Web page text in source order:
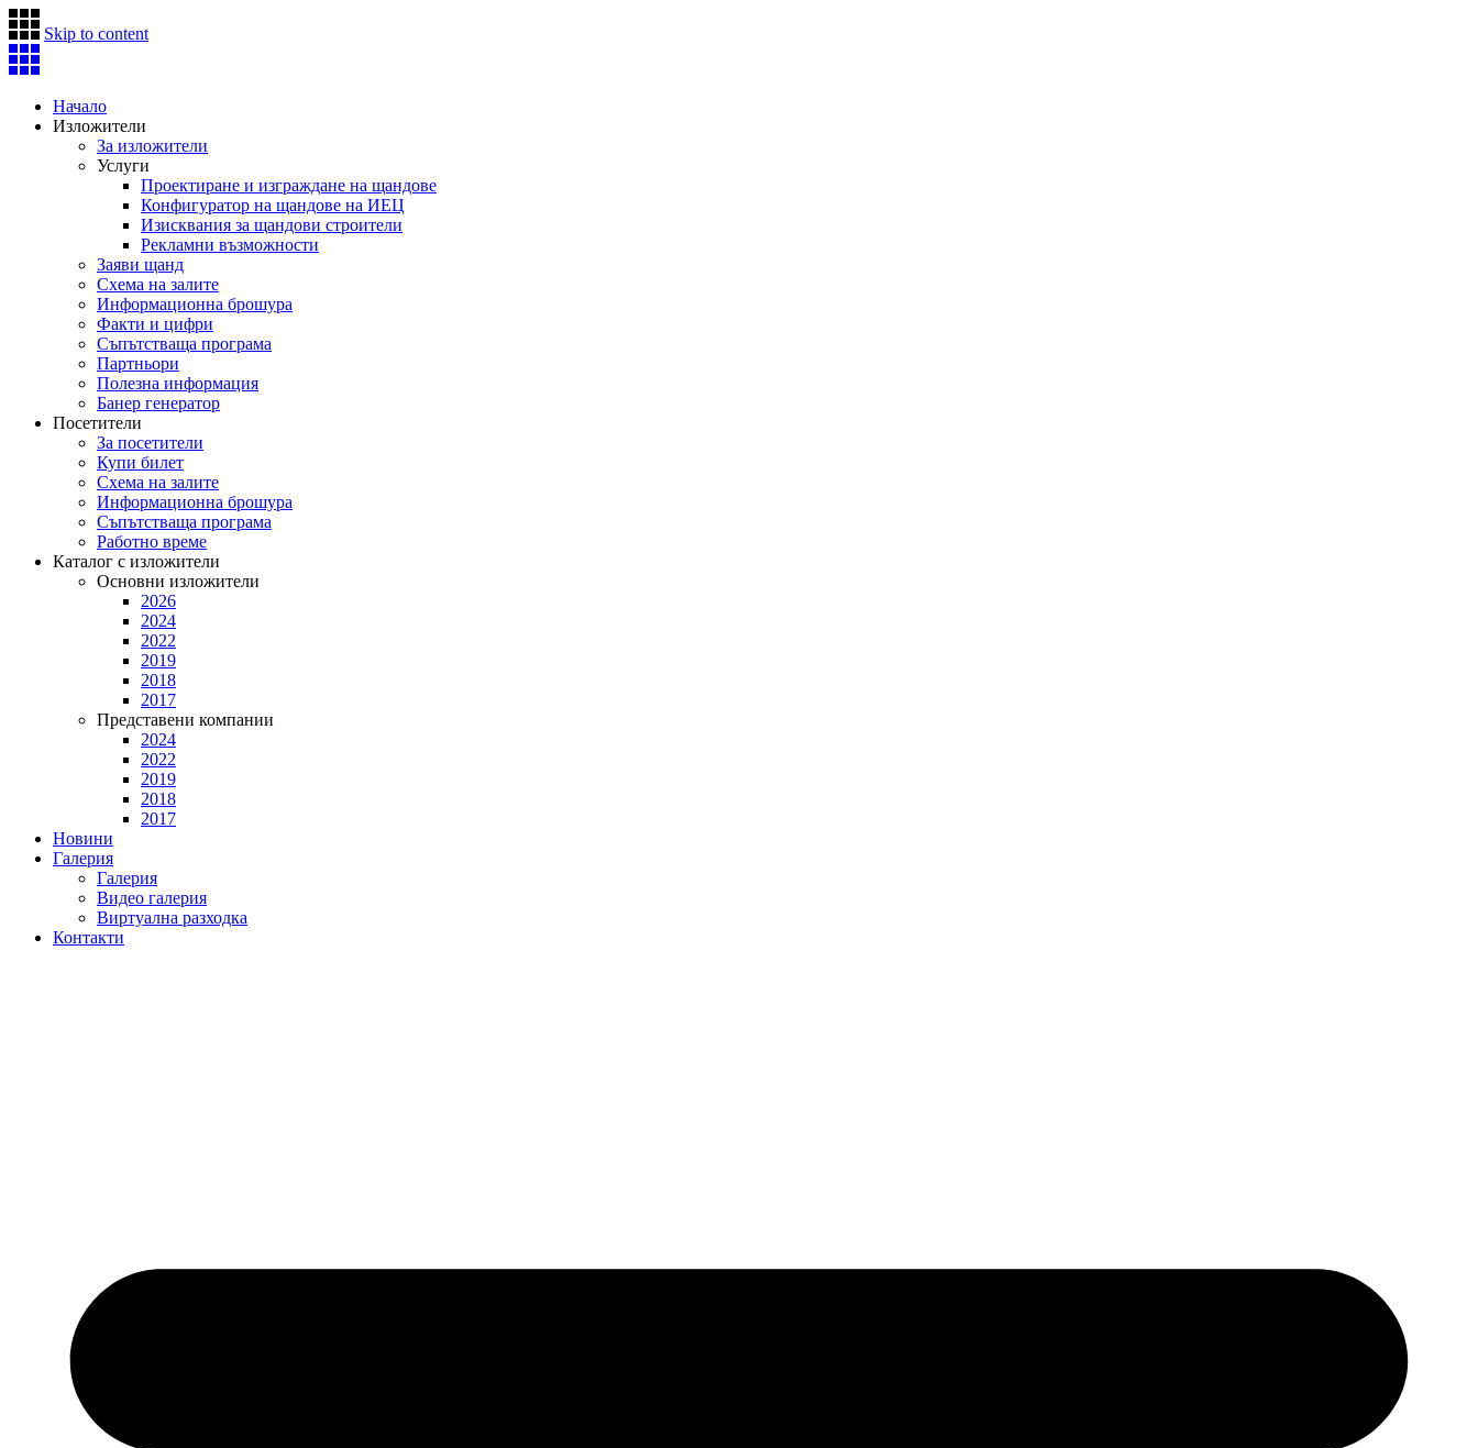
Skip to content
Начало
Изложители
За изложители
Услуги
Проектиране и изграждане на щандове
Конфигуратор на щандове на ИЕЦ
Изисквания за щандови строители
Рекламни възможности
Заяви щанд
Схема на залите
Информационна брошура
Факти и цифри
Съпътстваща програма
Партньори
Полезна информация
Банер генератор
Посетители
За посетители
Купи билет
Схема на залите
Информационна брошура
Съпътстваща програма
Работно време
Каталог с изложители
Основни изложители
2026
2024
2022
2019
2018
2017
Представени компании
2024
2022
2019
2018
2017
Новини
Галерия
Галерия
Видео галерия
Виртуална разходка
Контакти